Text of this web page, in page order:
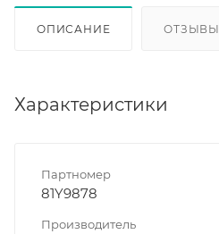
ОПИСАНИЕ ОТЗЫВЫ
Характеристики
Партномер
81Y9878
Производитель